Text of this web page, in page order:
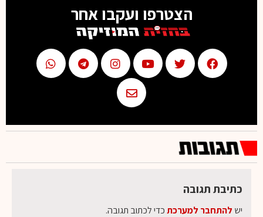
הצטרפו ועקבו אחר
כתיבת תגובה
יש להתחבר למערכתכדי לכתוב תגובה.